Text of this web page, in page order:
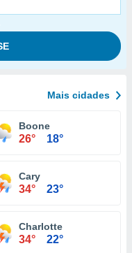
Mais cidades
Boone
26° 18°
Cary
34° 23°
Charlotte
34° 22°